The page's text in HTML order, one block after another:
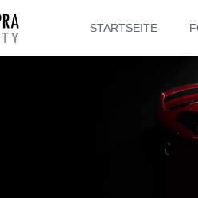
STARTSEITE